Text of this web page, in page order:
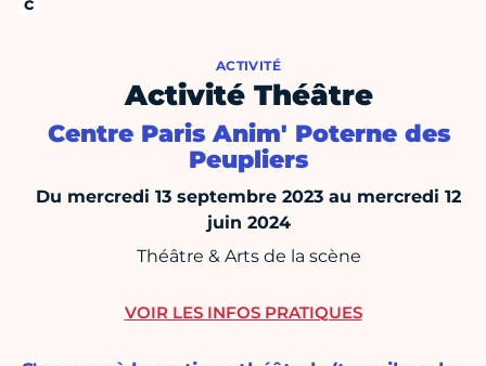
ACTIVITÉ
Activité Théâtre
Centre Paris Anim' Poterne des
Peupliers
Du mercredi 13 septembre 2023 au mercredi 12
juin 2024
Théâtre & Arts de la scène
VOIR LES INFOS PRATIQUES